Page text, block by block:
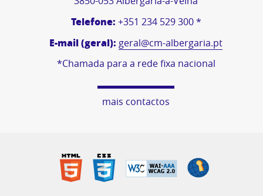
Telefone: +351 234 529 300 *
E-mail (geral): geral@cm-albergaria.pt
*Chamada para a rede fixa nacional
mais contactos